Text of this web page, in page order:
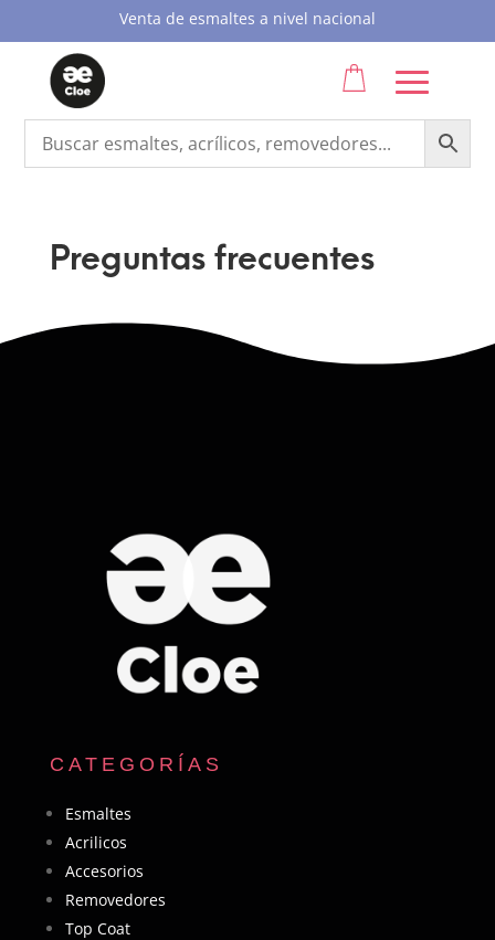
Venta de esmaltes a nivel nacional
Preguntas frecuentes
CATEGORÍAS
Esmaltes
Acrilicos
Accesorios
Removedores
Top Coat